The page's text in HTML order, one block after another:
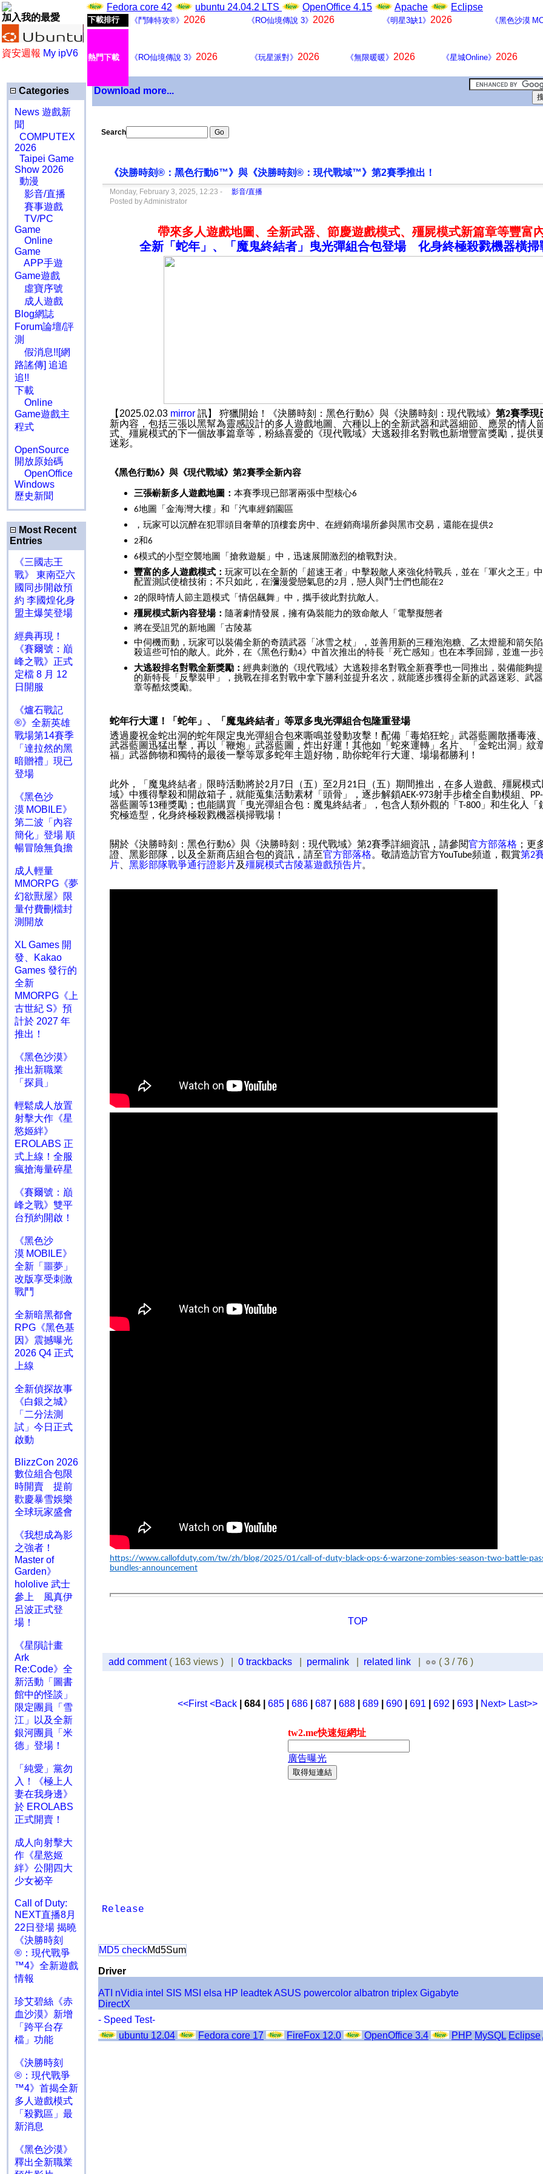
加入我的最愛
資安週報 My ipV6
Fedora core 42 ubuntu 24.04.2 LTS OpenOffice 4.15 Apache Eclipse
下載排行 《鬥陣特攻®》 2026 《RO仙境傳說 3》 2026 《明星3缺1》 2026 《黑色沙漠
熱門下載 《RO仙境傳說 3》 2026 《玩星派對》 2026 《無限暖暖》 2026 《星城Online》 2026
Categories
News 遊戲新
聞
COMPUTEX
2026
Taipei Game
Show 2026
動漫
影音/直播
賽事遊戲
TV/PC
Game
Online
Game
APP手遊
Game遊戲
虛寶序號
成人遊戲
Blog網誌
Forum論壇/評
測
假消息!![網
路謠傳] 追追
追!!
下載
Online
Game遊戲主
程式
OpenSource
開放原始碼
OpenOffice
Windows
歷史新聞
Most Recent
Entries
《三國志王
戰》 東南亞六
國同步開啟預
約 李國煌化身
盟主爆笑登場
經典再現！
《賽爾號：巔
峰之戰》正式
定檔 8 月 12
日開服
《爐石戰記
®》全新英雄
戰場第14賽季
「達拉然的黑
暗贈禮」現已
登場
《黑色沙
漠 MOBILE》
第二波「內容
簡化」登場 順
暢冒險無負擔
成人輕量
MMORPG《夢
幻欲獸屋》限
量付費刪檔封
測開放
XL Games 開
發、Kakao
Games 發行的
全新
MMORPG《上
古世紀 S》預
計於 2027 年
推出！
《黑色沙漠》
推出新職業
「探員」
輕鬆成人放置
射擊大作《星
慾姬絆》
EROLABS 正
式上線！全服
瘋搶海量碎星
《賽爾號：巔
峰之戰》雙平
台預約開啟！
《黑色沙
漠 MOBILE》
全新「噩夢」
改版享受刺激
戰鬥
全新暗黑都會
RPG《黑色基
因》震撼曝光
2026 Q4 正式
上線
全新偵探故事
《白銀之城》
「二分法測
試」今日正式
啟動
BlizzCon 2026
數位組合包限
時開賣 提前
歡慶暴雪娛樂
全球玩家盛會
《我想成為影
之強者！
Master of
Garden》
hololive 武士
參上 風真伊
呂波正式登
場！
《星隕計畫
Ark
Re:Code》全
新活動「圖書
館中的怪談」
限定團員「雪
江」以及全新
銀河團員「米
德」登場！
「純愛」黨勿
入！《極上人
妻在我身邊》
於 EROLABS
正式開賣！
成人向射擊大
作《星慾姬
絆》公開四大
少女祕辛
Call of Duty:
NEXT直播8月
22日登場 揭曉
《決勝時刻
®：現代戰爭
™4》全新遊戲
情報
珍艾碧絲《赤
血沙漠》新增
「跨平台存
檔」功能
《決勝時刻
®：現代戰爭
™4》首揭全新
多人遊戲模式
「殺戮區」最
新消息
《黑色沙漠》
釋出全新職業
Download more...
Search
《決勝時刻®：黑色行動6™》與《決勝時刻®：現代戰域™》第2賽季推出！
Monday, February 3, 2025, 12:23 -
影音/直播
Posted by Administrator
帶來多人遊戲地圖、全新武器、節慶遊戲模式、殭屍模式新篇章等豐富
全新「蛇年」、「魔鬼終結者」曳光彈組合包登場 化身終極殺戮機器橫掃
【2025.02.03 mirror 訊】 狩獵開始！《決勝時刻：黑色行動6》與《決勝時刻：現代戰域》 第2賽季現
新內容，包括三張以黑幫為靈感設計的多人遊戲地圖、六種以上的全新武器和武器細節、應景的情人
式、殭屍模式的下一個故事篇章等，粉絲喜愛的《現代戰域》大逃殺排名對戰也新增豐富獎勵，提供
迷彩。
《黑色行動6》與《現代戰域》第2賽季全新內容
三張嶄新多人遊戲地圖： 本賽季現已部署兩張中型核心6
6地圖「金海灣大樓」和「汽車經銷園區
，玩家可以沉醉在犯罪頭目奢華的頂樓套房中、在經銷商場所參與黑市交易，還能在提供2
2和6
6模式的小型空襲地圖「搶救遊艇」中，迅速展開激烈的槍戰對決。
豐富的多人遊戲模式： 玩家可以在全新的「超速王者」中擊殺敵人來強化特戰兵，並在「軍火之王」
配置測試使槍技術；不只如此，在瀰漫愛戀氣息的2 月，戀人與鬥士們也能在2
2的限時情人節主題模式「情侶飆舞」中，攜手彼此對抗敵人。
殭屍模式新內容登場： 隨著劇情發展，擁有偽裝能力的致命敵人「電擊擬態者
將在受詛咒的新地圖「古陵墓
中伺機而動，玩家可以裝備全新的奇蹟武器「冰雪之杖」，並善用新的三種泡泡糖、乙太燈籠和箭矢
殺這些可怕的敵人。此外，在《黑色行動4》中首次推出的特長「死亡感知」也在本季回歸，並進一步
大逃殺排名對戰全新獎勵： 經典刺激的《現代戰域》大逃殺排名對戰全新賽季也一同推出，裝備能夠
的新特長「反擊裝甲」，挑戰在排名對戰中拿下勝利並提升名次，就能逐步獲得全新的武器迷彩、武
章等酷炫獎勵。
蛇年行大運！「蛇年」、「魔鬼終結者」等眾多曳光彈組合包隆重登場
透過慶祝金蛇出洞的蛇年限定曳光彈組合包來嘶鳴並發動攻擊！配備「毒焰狂蛇」武器藍圖散播毒液
武器藍圖迅猛出擊，再以「鞭炮」武器藍圖，炸出好運！其他如「蛇來運轉」名片、「金蛇出洞」紋
福」武器飾物和獨特的最後一擊等眾多蛇年主題好物，助你蛇年行大運、場場都勝利！
此外，「魔鬼終結者」限時活動將於2月 7日（五）至2月 21日（五）期間推出，在多人遊戲、殭屍模
域》中獲得擊殺和開啟箱子，就能蒐集活動素材「頭骨」，逐步解鎖AEK-973射手步槍全自動模組、
器藍圖等13種獎勵；也能購買「曳光彈組合包：魔鬼終結者」，包含人類外觀的「 T-800 」和生化人「
究極造型，化身終極殺戮機器橫掃戰場！
關於《決勝時刻：黑色行動6》與《決勝時刻：現代戰域》第2賽季詳細資訊，請參閱官方部落格 ；更
證、黑影部隊，以及全新商店組合包的資訊，請至官方部落格。敬請造訪官方YouTube頻道，觀賞第2
片
黑影部隊戰爭通行證影片及殭屍模式古陵墓遊戲預告片。
https://www.callofduty.com/tw/zh/blog/2025/01/call-of-duty-black-ops-6-warzone-zombies-season-two-battle-
bundles-announcement
TOP
add comment ( 163 views ) | 0 trackbacks permalink related link ( 3 / 76 )
<<First<Back | 684 | 685 686 687 688 689 690 691 692 693 Next> Last>>
Release
MD5 checkMd5Sum
Driver
ATI nVidia intel SIS MSI elsa HP leadtekASUS powercolor albatron triplex Gigabyte
DirectX
- Speed Test-
ubuntu 12.04
Fedora core 17 FireFox 12.0 OpenOffice 3.4 PHP MySQL Eclipse